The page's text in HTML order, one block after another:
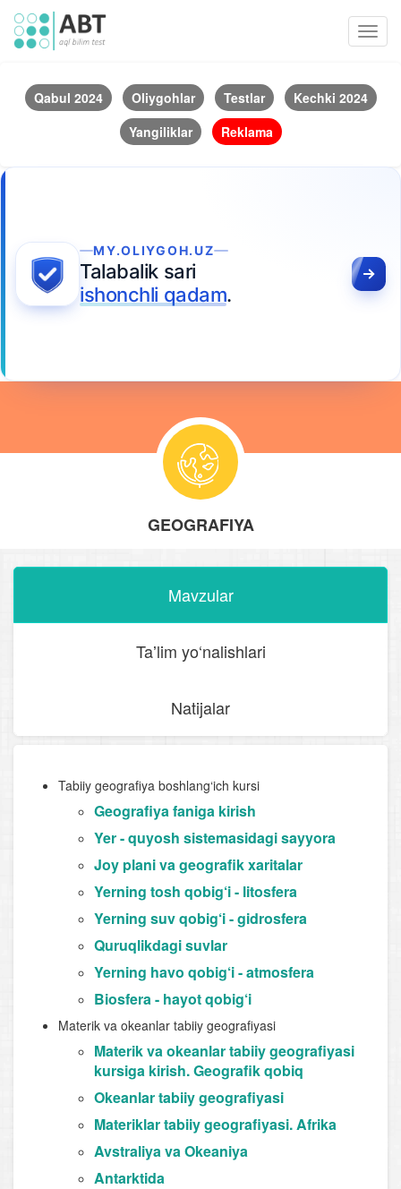
Qabul 2024 Oliygohlar Testlar
Kechki 2024
Yangiliklar
Reklama
MY.OLIYGOH.UZ
Talabalik sari
ishonchli qadam.
GEOGRAFIYA
Mavzular
Taʼlim yo‘nalishlari
Natijalar
Tabiiy geografiya boshlang‘ich kursi
Geografiya faniga kirish
Yer - quyosh sistemasidagi sayyora
Joy plani va geografik xaritalar
Yerning tosh qobig‘i - litosfera
Yerning suv qobig‘i - gidrosfera
Quruqlikdagi suvlar
Yerning havo qobig‘i - atmosfera
Biosfera - hayot qobig‘i
Materik va okeanlar tabiiy geografiyasi
Materik va okeanlar tabiiy geografiyasi
kursiga kirish. Geografik qobiq
Okeanlar tabiiy geografiyasi
Materiklar tabiiy geografiyasi. Afrika
Avstraliya va Okeaniya
Antarktida